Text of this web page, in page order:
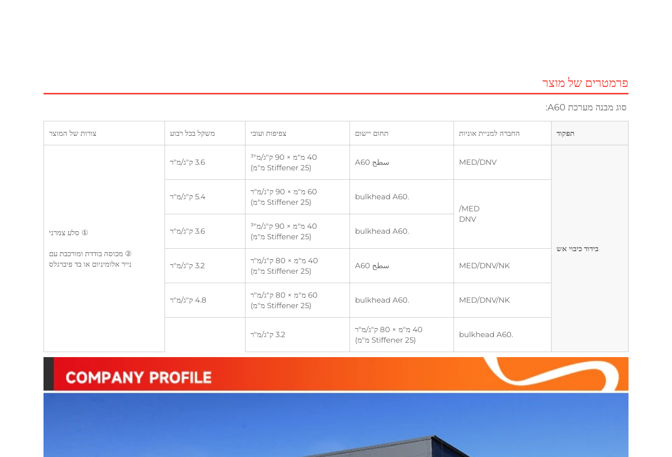
פרמטרים של מוצר
סוג מבנה מערכת A60:
תפקוד החברה למניית אוניות תחום יישום צפיפות ועובי משקל בכל רבוע צורות של המוצר
בידוד כיבוי אש
MED/DNV سطح A60
40 מ"מ × 90 ק"ג/מ"³
(Stiffener 25 מ"מ)
3.6 ק"ג/מ"ר
① סלע צמרני
② מכוסה בודדת ומורכבת עם
נייר אלומיניום או בד פיברגלס
MED/
DNV
.bulkhead A60
60 מ"מ × 90 ק"ג/מ"ר
(Stiffener 25 מ"מ)
5.4 ק"ג/מ"ר
.bulkhead A60
40 מ"מ × 90 ק"ג/מ"³
(Stiffener 25 מ"מ)
3.6 ק"ג/מ"ר
MED/DNV/NK سطح A60
40 מ"מ × 80 ק"ג/מ"ר
(Stiffener 25 מ"מ)
3.2 ק"ג/מ"ר
MED/DNV/NK
.bulkhead A60
60 מ"מ × 80 ק"ג/מ"ר
(Stiffener 25 מ"מ)
4.8 ק"ג/מ"ר
.bulkhead A60
40 מ"מ × 80 ק"ג/מ"ר
(Stiffener 25 מ"מ)
3.2 ק"ג/מ"ר